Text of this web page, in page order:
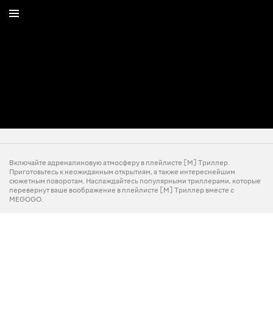
Включайте адреналиновую атмосферу в плейлисте [M] Триллер.
Приготовьтесь к неожиданным открытиям, а также интереснейшим
сюжетным поворотам. Наслаждайтесь популярными триллерами, которые
перевернут ваше воображение в плейлисте [M] Триллер вместе с
MEGOGO.